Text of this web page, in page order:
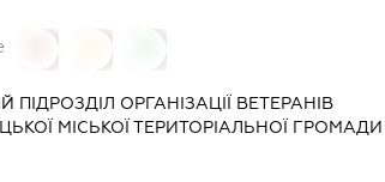
ПІДРОЗДІЛ ОРГАНІЗАЦІЇ ВЕТЕРАНІВ
МІСЬКОЇ ТЕРИТОРІАЛЬНОЇ ГРОМАДИ